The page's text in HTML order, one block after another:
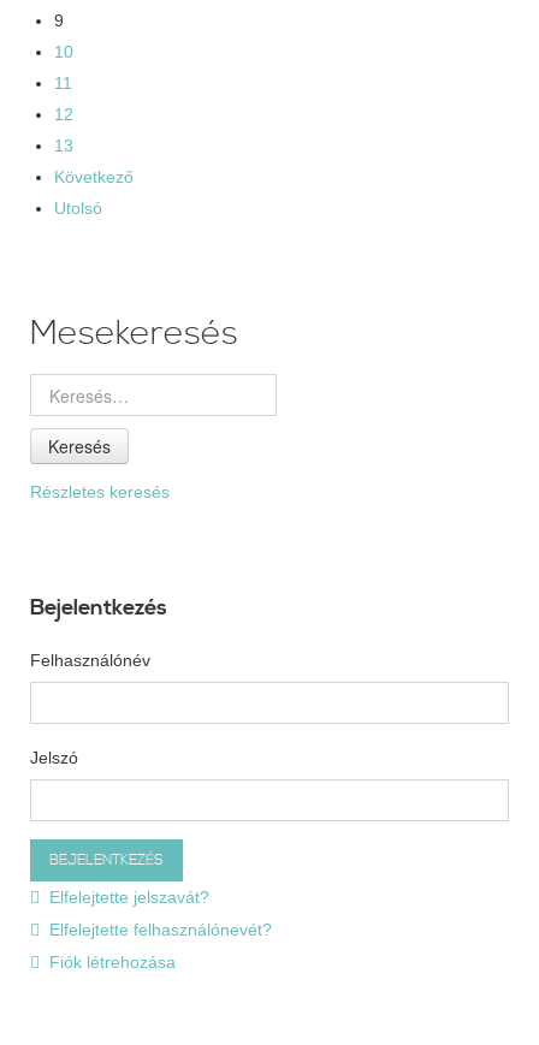
9
10
11
12
13
Következő
Utolsó
Mesekeresés
Keresés
Részletes keresés
Bejelentkezés
Felhasználónév
Jelszó
Elfelejtette jelszavát?
Elfelejtette felhasználónevét?
Fiók létrehozása